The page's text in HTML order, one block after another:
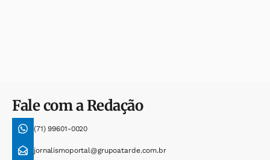
Fale com a Redação
(71) 99601-0020
jornalismoportal@grupoatarde.com.br